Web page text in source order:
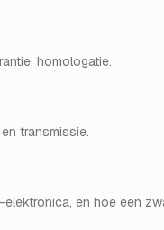
homologatie.
transmissie.
en hoe een